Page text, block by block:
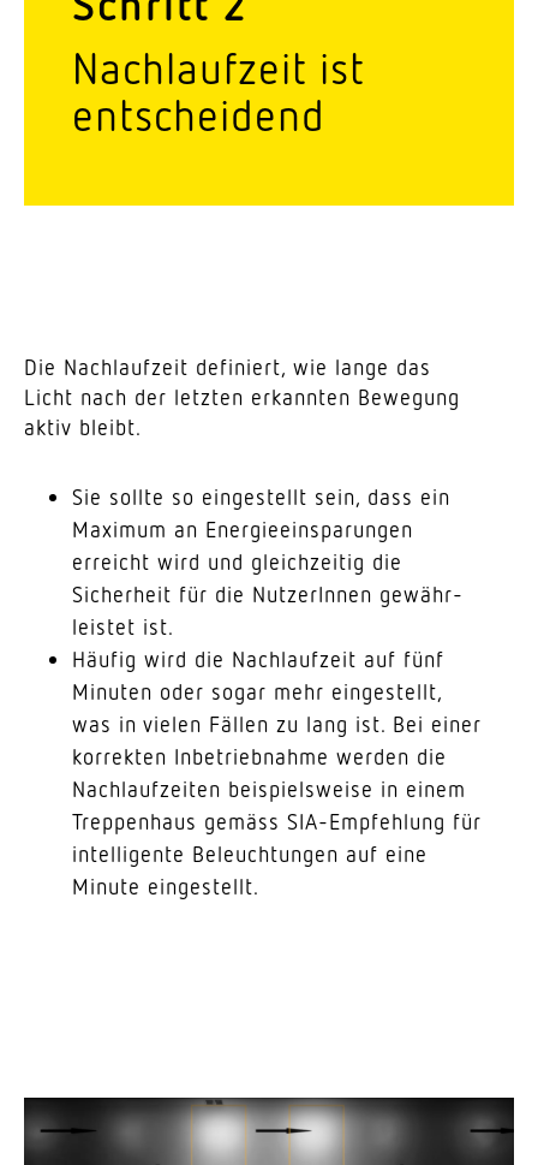
Nach­laufzeit ist
entscheidend
Die Nach­laufzeit defi­niert, wie lange das
Licht nach der letzten erkannten Bewegung
aktiv bleibt.
Sie sollte so einge­stellt sein, dass ein
Maximum an Ener­gie­ein­spa­rungen
erreicht wird und gleich­zeitig die
Sicherheit für die Nutze­rInnen gewähr­
leistet ist.
Häufig wird die Nach­laufzeit auf fünf
Minuten oder sogar mehr einge­stellt,
was in vielen Fällen zu lang ist. Bei einer
korrekten Inbe­trieb­nahme werden die
Nach­lauf­zeiten beispiels­weise in einem
Trep­penhaus gemäss SIA-Empfehlung für
intel­li­gente Beleuch­tungen auf eine
Minute eingestellt.